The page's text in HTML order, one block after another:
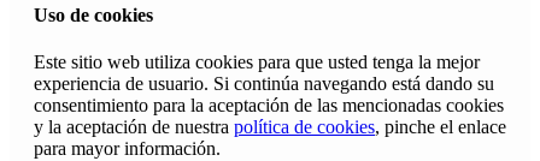
Uso de cookies
Este sitio web utiliza cookies para que usted tenga la mejor
experiencia de usuario. Si continúa navegando está dando su
consentimiento para la aceptación de las mencionadas cookies
y la aceptación de nuestra política de cookies, pinche el enlace
para mayor información.